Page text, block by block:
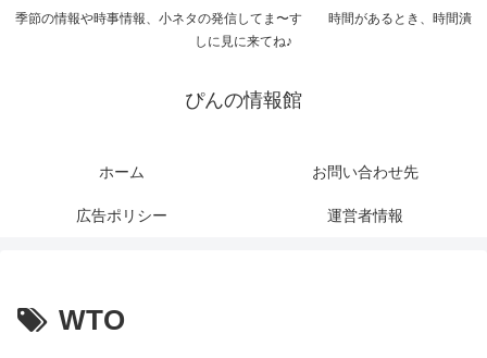
季節の情報や時事情報、小ネタの発信してま〜す 時間があるとき、時間潰
しに見に来てね♪
ぴんの情報館
ホーム お問い合わせ先
広告ポリシー 運営者情報
WTO